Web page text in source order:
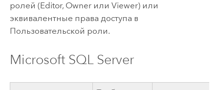
ролей (Editor, Owner или Viewer) или
эквивалентные права доступа в
Пользовательской роли.
Microsoft SQL Server